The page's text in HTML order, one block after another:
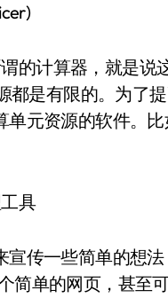
的计算器，就是说
都是有限的。为了
元资源的软件。
具
传一些简单的想
单的网页，甚至